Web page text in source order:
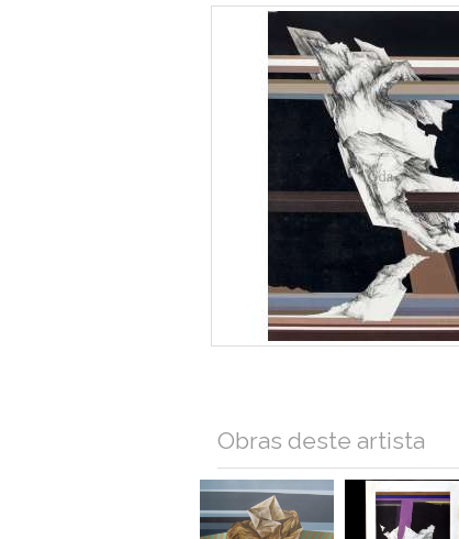
Obras deste artista